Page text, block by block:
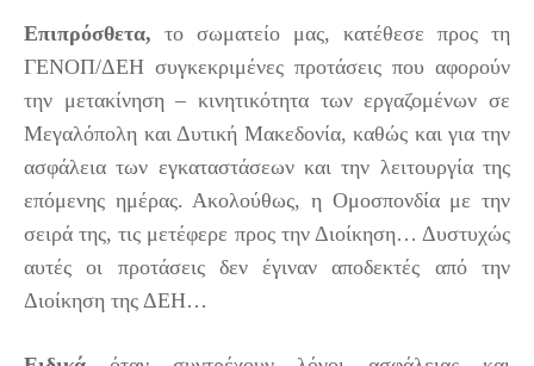
Επιπρόσθετα, το σωματείο μας, κατέθεσε προς τη
ΓΕΝΟΠ/ΔΕΗ συγκεκριμένες προτάσεις που αφορούν
την μετακίνηση – κινητικότητα των εργαζομένων σε
Μεγαλόπολη και Δυτική Μακεδονία, καθώς και για την
ασφάλεια των εγκαταστάσεων και την λειτουργία της
επόμενης ημέρας. Ακολούθως, η Ομοσπονδία με την
σειρά της, τις μετέφερε προς την Διοίκηση… Δυστυχώς
αυτές οι προτάσεις δεν έγιναν αποδεκτές από την
Διοίκηση της ΔΕΗ…